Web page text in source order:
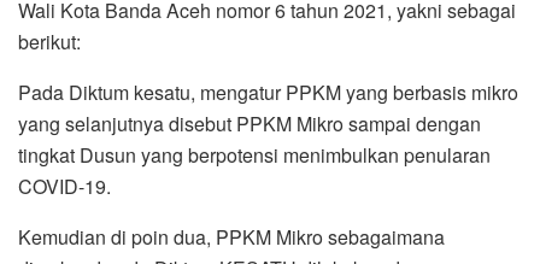
Wali Kota Banda Aceh nomor 6 tahun 2021, yakni sebagai
berikut:
Pada Diktum kesatu, mengatur PPKM yang berbasis mikro
yang selanjutnya disebut PPKM Mikro sampai dengan
tingkat Dusun yang berpotensi menimbulkan penularan
COVID-19.
Kemudian di poin dua, PPKM Mikro sebagaimana